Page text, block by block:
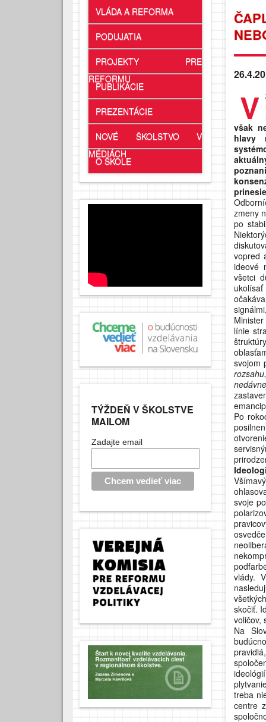
VLÁDA A REFORMA
PODUJATIA
PROJEKTY PRE
REFORMU
PUBLIKÁCIE
PREZENTÁCIE
NOVÉ ŠKOLSTVO V
MÉDIÁCH
O ŠKOLE
TÝŽDEŇ V ŠKOLSTVE
MAILOM
Zadajte email
V
však
hlavy
zmeny
po
vopred
ideové
všetci
línie
svojom
Po
svoje
vlády.
skočiť.
voličov,
Na
treba
centre